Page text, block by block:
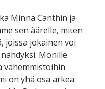
Minna Canthin ja
sen äärelle, miten
joissa jokainen voi
Monille
vähemmistöihin
on yhä osa arkea